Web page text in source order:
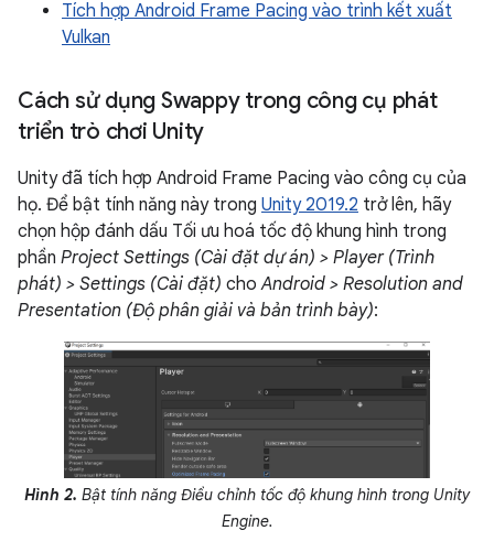
Tích hợp Android Frame Pacing vào trình kết xuất
Vulkan
Cách sử dụng Swappy trong công cụ phát
triển trò chơi Unity
Unity đã tích hợp Android Frame Pacing vào công cụ của
họ. Để bật tính năng này trong Unity 2019.2 trở lên, hãy
chọn hộp đánh dấu Tối ưu hoá tốc độ khung hình trong
phần Project Settings (Cài đặt dự án) > Player (Trình
phát) > Settings (Cài đặt) choAndroid > Resolution and
Presentation (Độ phân giải và bản trình bày):
Hình 2. Bật tính năng Điều chỉnh tốc độ khung hình trong Unity
Engine.